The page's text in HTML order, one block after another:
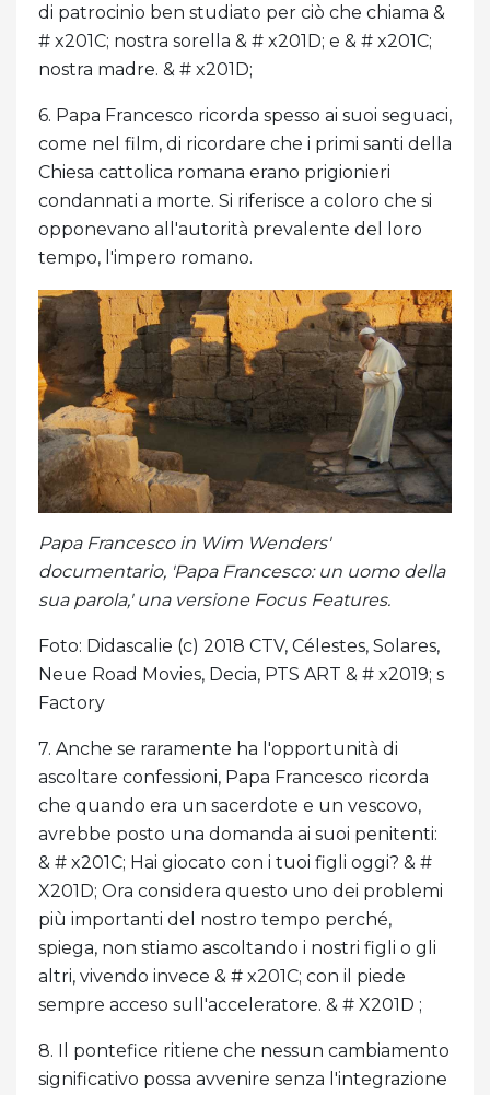
di patrocinio ben studiato per ciò che chiama &
# x201C; nostra sorella & # x201D; e & # x201C;
nostra madre. & # x201D;
6. Papa Francesco ricorda spesso ai suoi seguaci,
come nel film, di ricordare che i primi santi della
Chiesa cattolica romana erano prigionieri
condannati a morte. Si riferisce a coloro che si
opponevano all'autorità prevalente del loro
tempo, l'impero romano.
Papa Francesco in Wim Wenders'
documentario, 'Papa Francesco: un uomo della
sua parola,' una versione Focus Features.
Foto: Didascalie (c) 2018 CTV, Célestes, Solares,
Neue Road Movies, Decia, PTS ART & # x2019; s
Factory
7. Anche se raramente ha l'opportunità di
ascoltare confessioni, Papa Francesco ricorda
che quando era un sacerdote e un vescovo,
avrebbe posto una domanda ai suoi penitenti:
& # x201C; Hai giocato con i tuoi figli oggi? & #
X201D; Ora considera questo uno dei problemi
più importanti del nostro tempo perché,
spiega, non stiamo ascoltando i nostri figli o gli
altri, vivendo invece & # x201C; con il piede
sempre acceso sull'acceleratore. & # X201D ;
8. Il pontefice ritiene che nessun cambiamento
significativo possa avvenire senza l'integrazione